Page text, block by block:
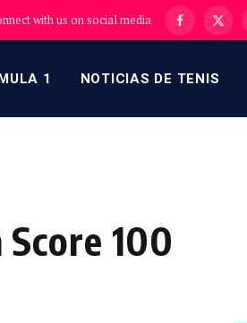
with us on social media Facebook
X
1 NOTICIAS DE TENIS
100